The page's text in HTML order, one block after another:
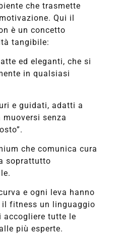
che trasmette
Qui il
è un concetto
tangibile:
ed eleganti, che si
in qualsiasi
e guidati, adatti a
senza
che comunica cura
soprattutto
e ogni leva hanno
il fitness un linguaggio
accogliere tutte le
più esperte.